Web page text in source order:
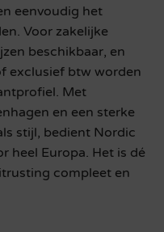
eenvoudig het
Voor zakelijke
beschikbaar, en
exclusief btw worden
Met
en een sterke
stijl, bedient Nordic
heel Europa. Het is dé
compleet en